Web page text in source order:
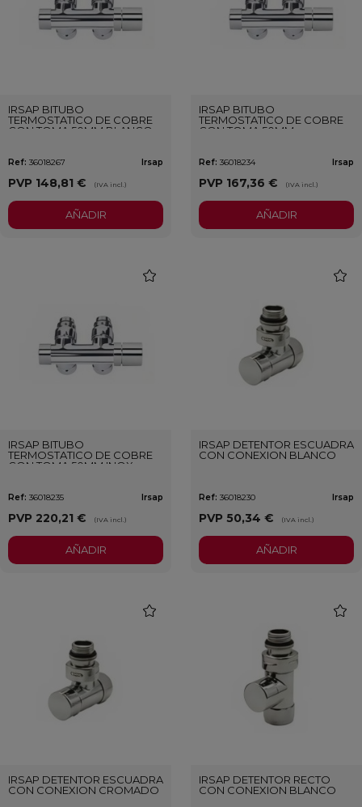
IRSAP BITUBO
TERMOSTATICO DE COBRE
CON TOMA 50MM BLANCO
Ref: 36018267 Irsap
PVP 148,81 € (IVA incl.)
AÑADIR
IRSAP BITUBO
TERMOSTATICO DE COBRE
CON TOMA 50MM
Ref: 36018234 Irsap
PVP 167,36 € (IVA incl.)
AÑADIR
IRSAP BITUBO
TERMOSTATICO DE COBRE
CON TOMA 50MM INOX
Ref: 36018235 Irsap
PVP 220,21 € (IVA incl.)
AÑADIR
IRSAP DETENTOR ESCUADRA
CON CONEXION BLANCO
Ref: 36018230 Irsap
PVP 50,34 € (IVA incl.)
AÑADIR
IRSAP DETENTOR ESCUADRA
CON CONEXION CROMADO
IRSAP DETENTOR RECTO
CON CONEXION BLANCO